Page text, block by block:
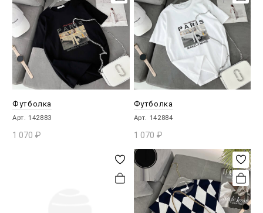
Футболка
Арт. 142883
1 070 ₽
Футболка
Арт. 142884
1 070 ₽
В КОРЗИНУ